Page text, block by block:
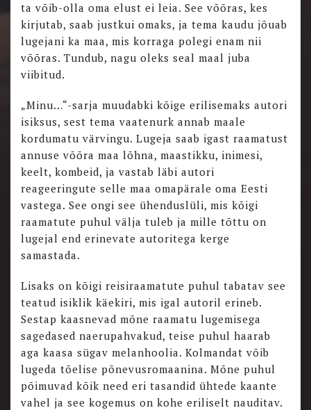
ta võib-olla oma elust ei leia. See võõras, kes
kirjutab, saab justkui omaks, ja tema kaudu jõuab
lugejani ka maa, mis korraga polegi enam nii
võõras. Tundub, nagu oleks seal maal juba
viibitud.
„Minu…“-sarja muudabki kõige erilisemaks autori
isiksus, sest tema vaatenurk annab maale
kordumatu värvingu. Lugeja saab igast raamatust
annuse võõra maa lõhna, maastikku, inimesi,
keelt, kombeid, ja vastab läbi autori
reageeringute selle maa omapärale oma Eesti
vastega. See ongi see ühenduslüli, mis kõigi
raamatute puhul välja tuleb ja mille tõttu on
lugejal end erinevate autoritega kerge
samastada.
Lisaks on kõigi reisiraamatute puhul tabatav see
teatud isiklik käekiri, mis igal autoril erineb.
Sestap kaasnevad mõne raamatu lugemisega
sagedased naerupahvakud, teise puhul haarab
aga kaasa sügav melanhoolia. Kolmandat võib
lugeda tõelise põnevusromaanina. Mõne puhul
põimuvad kõik need eri tasandid ühtede kaante
vahel ja see kogemus on kohe eriliselt nauditav.